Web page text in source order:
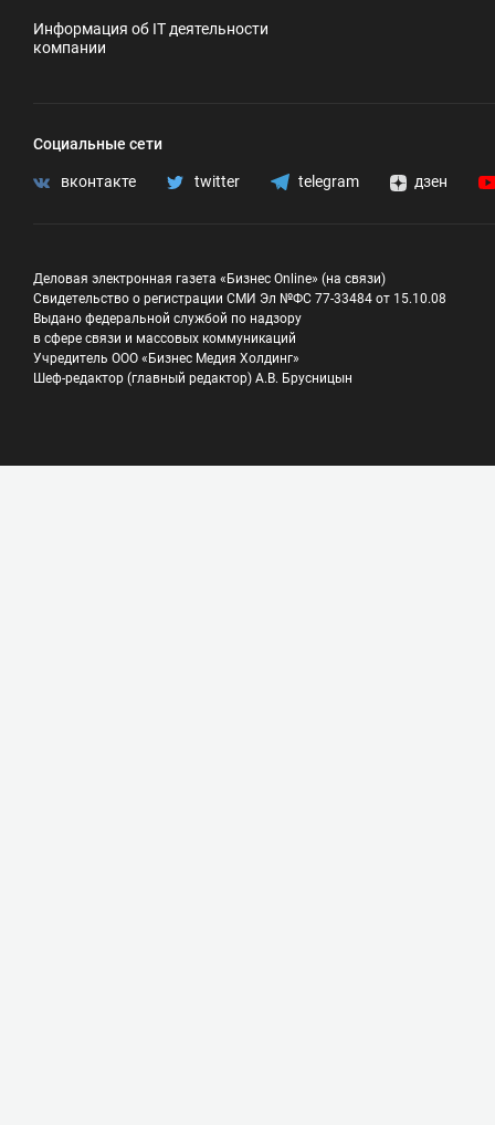
Информация об IT деятельности
компании
Социальные сети
вконтакте twitter telegram дзен
Деловая электронная газета «Бизнес Online» (на связи)
Свидетельство о регистрации СМИ Эл №ФС 77-33484 от 15.10.08
Выдано федеральной службой по надзору
в сфере связи и массовых коммуникаций
Учредитель ООО «Бизнес Медия Холдинг»
Шеф-редактор (главный редактор) А.В. Брусницын